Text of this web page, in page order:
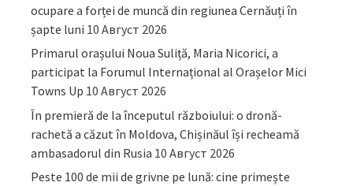
ocupare a forței de muncă din regiunea Cernăuți în
șapte luni 10 Август 2026
Primarul orașului Noua Suliță, Maria Nicorici, a
participat la Forumul Internațional al Orașelor Mici
Towns Up 10 Август 2026
În premieră de la începutul războiului: o dronă-
rachetă a căzut în Moldova, Chișinăul își recheamă
ambasadorul din Rusia 10 Август 2026
Peste 100 de mii de grivne pe lună: cine primește